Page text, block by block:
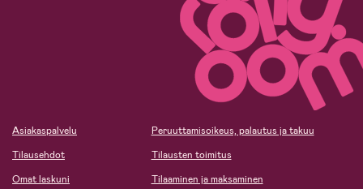
Asiakaspalvelu
Tilausehdot
Omat laskuni
Peruuttamisoikeus, palautus ja takuu
Tilausten toimitus
Tilaaminen ja maksaminen